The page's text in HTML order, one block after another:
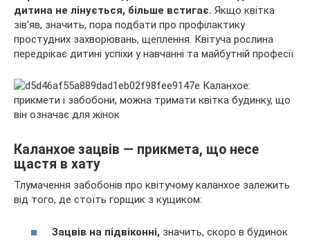
дитина не лінується, більше встигає. Якщо квітка
зів’яв, значить, пора подбати про профілактику
простудних захворювань, щеплення. Квітуча рослина
передрікає дитині успіхи у навчанні та майбутній професії.
Каланхое зацвів — прикмета, що несе
щастя в хату
Тлумачення забобонів про квітучому каланхое залежить
від того, де стоїть горщик з кущиком:
Зацвів на підвіконні, значить, скоро в будинок